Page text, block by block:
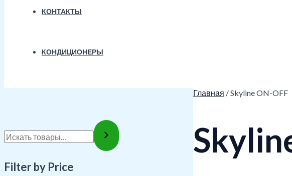
КОНТАКТЫ
КОНДИЦИОНЕРЫ
Filter by Price
Главная / Skyline ON-OFF